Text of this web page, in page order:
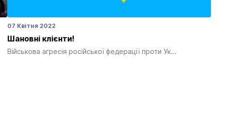
07 Квітня 2022
Шановні клієнти!
Військова агресія російської федерації проти Ук...